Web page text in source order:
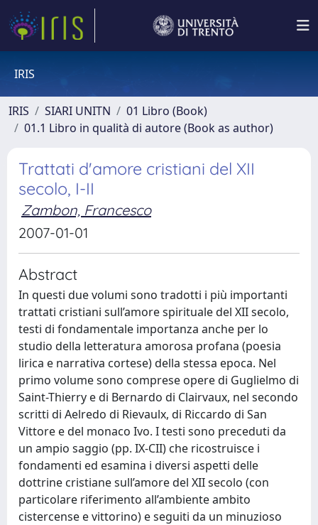
IRIS
IRIS SIARI UNITN
01 Libro (Book)
01.1 Libro in qualità di autore (Book as author)
Trattati d'amore cristiani del XII
secolo, I-II
Zambon, Francesco
2007-01-01
Abstract
In questi due volumi sono tradotti i più importanti
trattati cristiani sull’amore spirituale del XII secolo,
testi di fondamentale importanza anche per lo
studio della letteratura amorosa profana (poesia
lirica e narrativa cortese) della stessa epoca. Nel
primo volume sono comprese opere di Guglielmo di
Saint-Thierry e di Bernardo di Clairvaux, nel secondo
scritti di Aelredo di Rievaulx, di Riccardo di San
Vittore e del monaco Ivo. I testi sono preceduti da
un ampio saggio (pp. IX-CII) che ricostruisce i
fondamenti ed esamina i diversi aspetti delle
dottrine cristiane sull’amore del XII secolo (con
particolare riferimento all’ambiente ambito
cistercense e vittorino) e seguiti da un minuzioso